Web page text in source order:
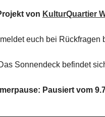
von KulturQuartier
euch bei Rückfragen
Sonnendeck befindet
Pausiert vom